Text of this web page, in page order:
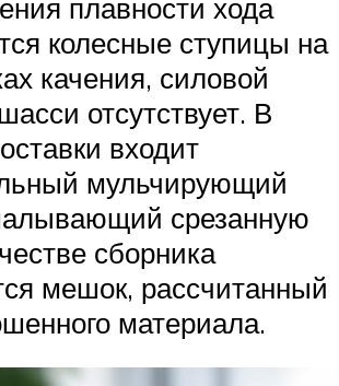
плавности хода
колесные ступицы на
качения, силовой
отсутствует. В
входит
мульчирующий
срезанную
сборника
мешок, рассчитанный
материала.